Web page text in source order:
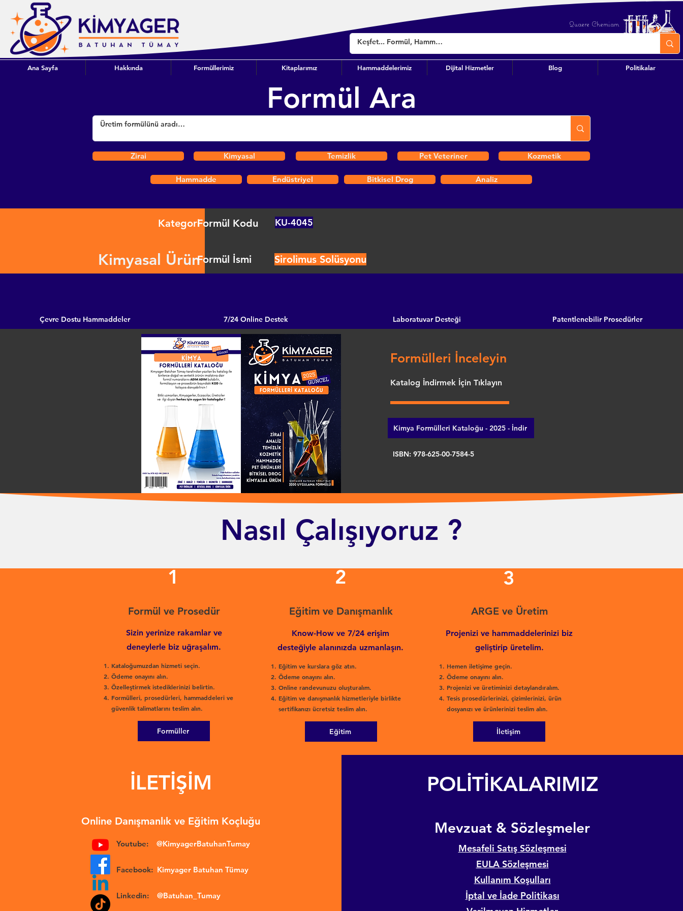
Quaere Chemiam
Ana Sayfa Hakkında Formüllerimiz Kitaplarımız Hammaddelerimiz Dijital Hizmetler Blog Politikalar
Formül Ara
Zirai Kimyasal Temizlik Pet Veteriner Kozmetik
Hammadde Endüstriyel Bitkisel Drog Analiz
Kategori
Kimyasal Ürün
Formül Kodu KU-4045
Formül İsmi Sirolimus Solüsyonu
Çevre Dostu Hammaddeler 7/24 Online Destek Laboratuvar Desteği Patentlenebilir Prosedürler
Formülleri İnceleyin
Katalog İndirmek İçin Tıklayın
Kimya Formülleri Kataloğu - 2025 - İndir
ISBN: 978-625-00-7584-5
Nasıl Çalışıyoruz ?
1
Formül ve Prosedür
Sizin yerinize rakamlar ve
deneylerle biz uğraşalım.
Kataloğumuzdan hizmeti seçin.
Ödeme onayını alın.
Özelleştirmek istediklerinizi belirtin.
Formülleri, prosedürleri, hammaddeleri ve
güvenlik talimatlarını teslim alın.
Formüller
2
Eğitim ve Danışmanlık
Know-How ve 7/24 erişim
desteğiyle alanınızda uzmanlaşın.
Eğitim ve kurslara göz atın.
Ödeme onayını alın.
Online randevunuzu oluşturalım.
Eğitim ve danışmanlık hizmetleriyle birlikte
sertifikanızı ücretsiz teslim alın.
Eğitim
3
ARGE ve Üretim
Hemen iletişime geçin.
Ödeme onayını alın.
Projenizi ve üretiminizi detaylandıralım.
Tesis prosedürlerinizi, çizimlerinizi, ürün
dosyanızı ve ürünlerinizi teslim alın.
Projenizi ve hammaddelerinizi biz
geliştirip üretelim.
İletişim
İLETİŞİM
Online Danışmanlık ve Eğitim Koçluğu
Youtube: @KimyagerBatuhanTumay
Facebook: Kimyager Batuhan Tümay
Linkedin: @Batuhan_Tumay
POLİTİKALARIMIZ
​Mevzuat & Sözleşmeler
Mesafeli Satış Sözleşmesi
EULA Sözleşmesi
Kullanım Koşulları
İptal ve İade Politikası